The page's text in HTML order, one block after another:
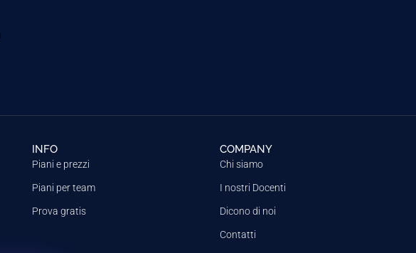
INFO
Piani e prezzi
Piani per team
Prova gratis
COMPANY
Chi siamo
I nostri Docenti
Dicono di noi
Contatti